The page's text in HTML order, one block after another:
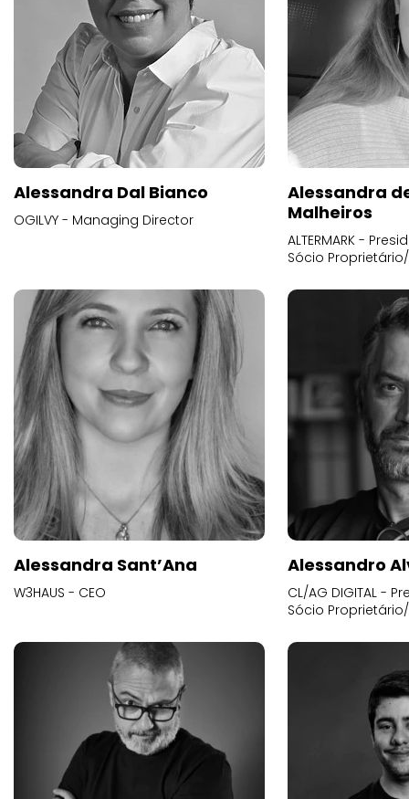
Alessandra Dal Bianco
OGILVY - Managing Director
Alessandra
Malheiros
ALTERMARK -
Sócio
Alessandra Sant’Ana
W3HAUS - CEO
Alessandro
CL/AG DIGITAL -
Sócio